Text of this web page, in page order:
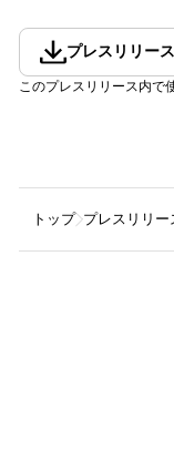
プレスリリー
このプレスリリース内で
トップ プレスリリー